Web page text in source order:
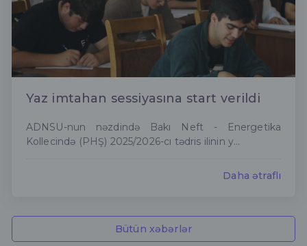
Yaz imtahan sessiyasına start verildi
ADNSU-nun nəzdində Bakı Neft - Energetika
Kollecində (PHŞ) 2025/2026-cı tədris ilinin y...
Daha ətraflı
Bütün xəbərlər